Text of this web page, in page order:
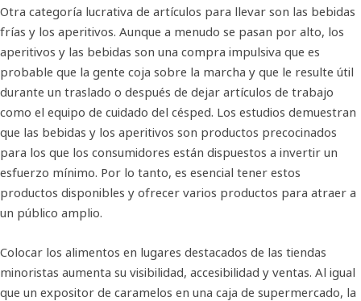
Otra categoría lucrativa de artículos para llevar son las bebidas
frías y los aperitivos. Aunque a menudo se pasan por alto, los
aperitivos y las bebidas son una compra impulsiva que es
probable que la gente coja sobre la marcha y que le resulte útil
durante un traslado o después de dejar artículos de trabajo
como el equipo de cuidado del césped. Los estudios demuestran
que las bebidas y los aperitivos son productos precocinados
para los que los consumidores están dispuestos a invertir un
esfuerzo mínimo. Por lo tanto, es esencial tener estos
productos disponibles y ofrecer varios productos para atraer a
un público amplio.
Colocar los alimentos en lugares destacados de las tiendas
minoristas aumenta su visibilidad, accesibilidad y ventas. Al igual
que un expositor de caramelos en una caja de supermercado, la